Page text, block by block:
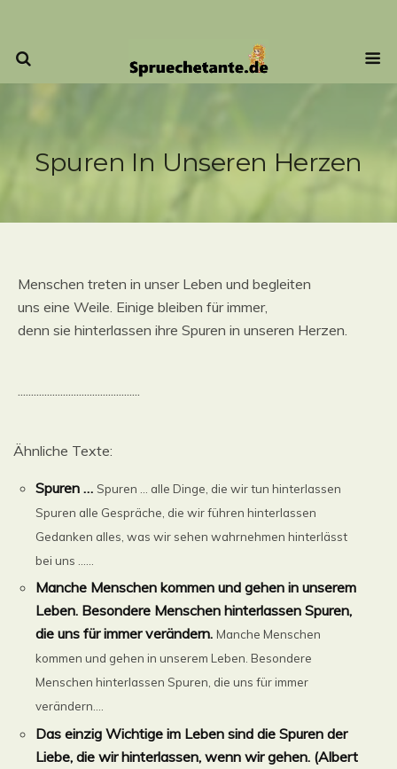
Spuren In Unseren Herzen
Menschen treten in unser Leben und begleiten
uns eine Weile. Einige bleiben für immer,
denn sie hinterlassen ihre Spuren in unseren Herzen.
..............................................
Ähnliche Texte:
Spuren … Spuren … alle Dinge, die wir tun hinterlassen
Spuren alle Gespräche, die wir führen hinterlassen
Gedanken alles, was wir sehen wahrnehmen hinterlässt
bei uns ......
Manche Menschen kommen und gehen in unserem
Leben. Besondere Menschen hinterlassen Spuren,
die uns für immer verändern. Manche Menschen
kommen und gehen in unserem Leben. Besondere
Menschen hinterlassen Spuren, die uns für immer
verändern....
Das einzig Wichtige im Leben sind die Spuren der
Liebe, die wir hinterlassen, wenn wir gehen. (Albert